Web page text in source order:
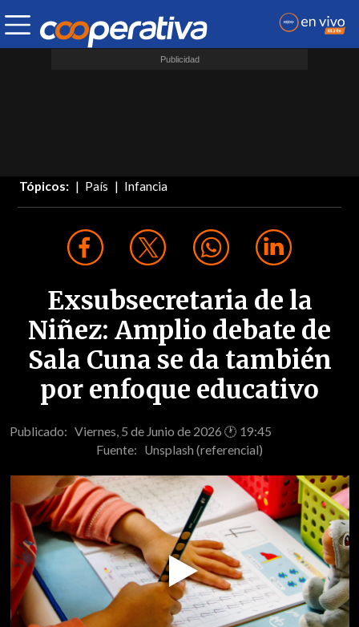
Tópicos: País Infancia
Exsubsecretaria de la
Niñez: Amplio debate de
Sala Cuna se da también
por enfoque educativo
Publicado: Viernes, 5 de Junio de 2026 🕐 19:45
Fuente: Unsplash (referencial)
Play
Video